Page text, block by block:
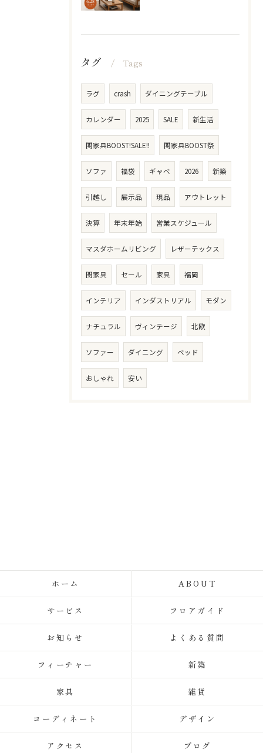
タグ Tags
ラグ crash ダイニングテーブル
カレンダー 2025 SALE 新生活
関家具BOOST!SALE!! 関家具BOOST祭
ソファ 福袋 ギャべ 2026 新築
引越し 展示品 現品 アウトレット
決算 年末年始 営業スケジュール
マスダホームリビング レザーテックス
関家具 セール 家具 福岡
インテリア インダストリアル モダン
ナチュラル ヴィンテージ 北欧
ソファー ダイニング ベッド
おしゃれ 安い
ホーム ABOUT
サービス フロアガイド
お知らせ よくある質問
フィーチャー 新築
家具 雑貨
コーディネート デザイン
アクセス ブログ